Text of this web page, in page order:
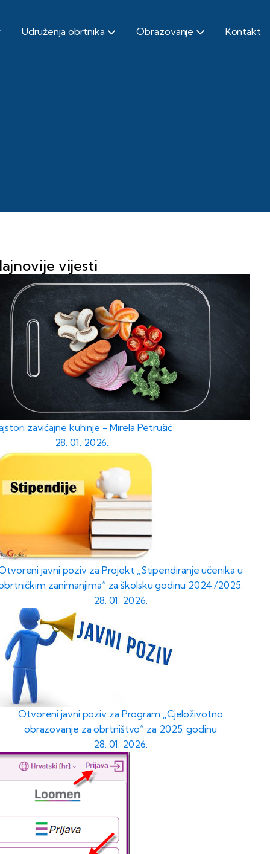
Udruženja obrtnika Obrazovanje Kontakt
vijesti
zavičajne kuhinje - Mirela Petrušić
28. 01. 2026.
javni poziv za Projekt „Stipendiranje učenika u
zanimanjima“ za školsku godinu 2024./2025.
28. 01. 2026.
Otvoreni javni poziv za Program „Cjeloživotno
obrazovanje za obrtništvo“ za 2025. godinu
28. 01. 2026.